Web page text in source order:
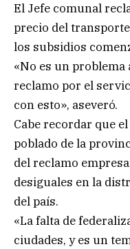
El Jefe comunal
precio del
los subsidios
«No es un problema
reclamo por el
con esto», aseveró.
Cabe recordar que
poblado de la
del reclamo
desiguales en la
del país.
«La falta de
ciudades, y es un